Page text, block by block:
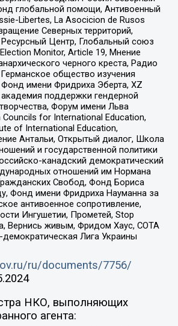
глобальной помощи, Антивоенный
Libertes, La Asocicion de Rusos
Северных территорий,
Центр, Глобальный союз
Monitor, Article 19, Мнение
черного креста, Радио
общество изучения
имени Фридриха Эберта, XZ
поддержки гендерной
Форум имени Льва
Councils for International Education,
of International Education,
Антальи, Открытый диалог, Школа
и государственной политики
канадский демократический
отношений им Нормана
Свобод, Фонд Бориса
Фонд имени Фридриха Науманна за
антивоенное сопротивление,
Ингушетии, Прометей, Stop
Вернись живым, Фридом Хаус, СОТА
Лига Украины
ru/documents/7756/
НКО, выполняющих
агента: